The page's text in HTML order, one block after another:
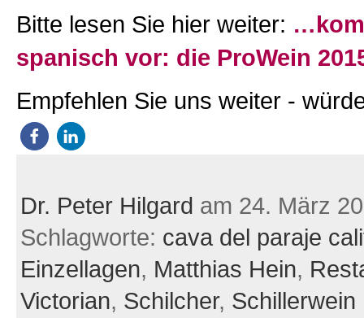
Bitte lesen Sie hier weiter:
spanisch vor: die ProWein
Empfehlen Sie uns weiter -
Dr. Peter Hilgard am 24. März
Schlagworte: cava del paraje
Einzellagen, Matthias Hein,
Victorian, Schilcher, Schillerwein